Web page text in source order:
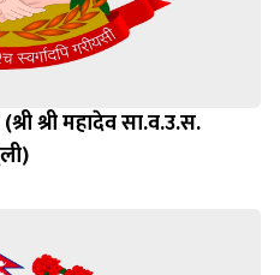
श्री महादेव सा.व.उ.स.